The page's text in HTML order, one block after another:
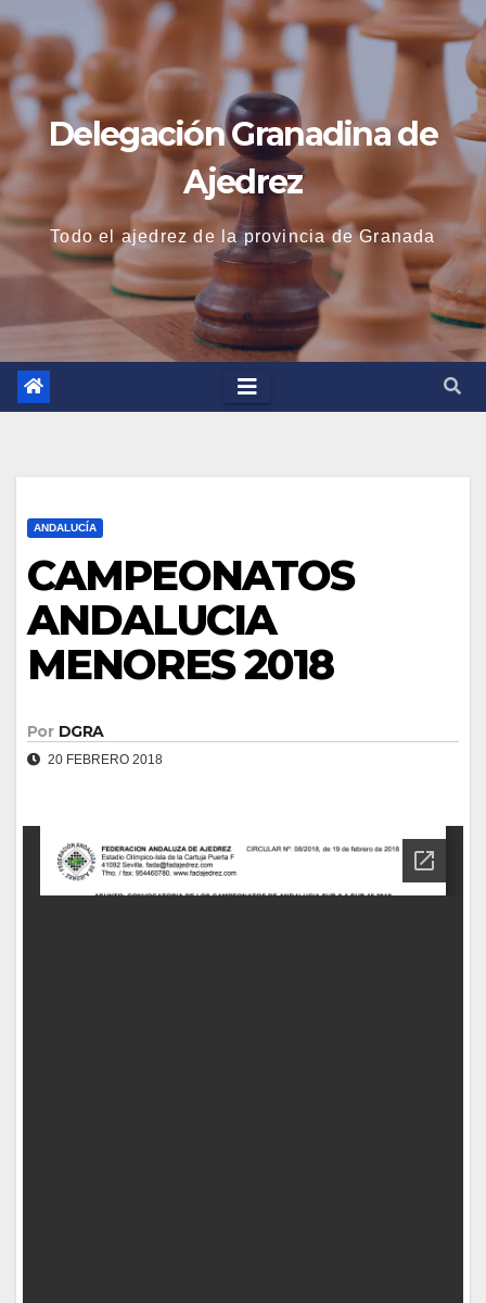
Saltar
contenido
Delegación Granadina de
Ajedrez
Todo el ajedrez de la provincia de Granada
ANDALUCÍA
CAMPEONATOS
ANDALUCIA
MENORES 2018
Por DGRA
20 FEBRERO 2018